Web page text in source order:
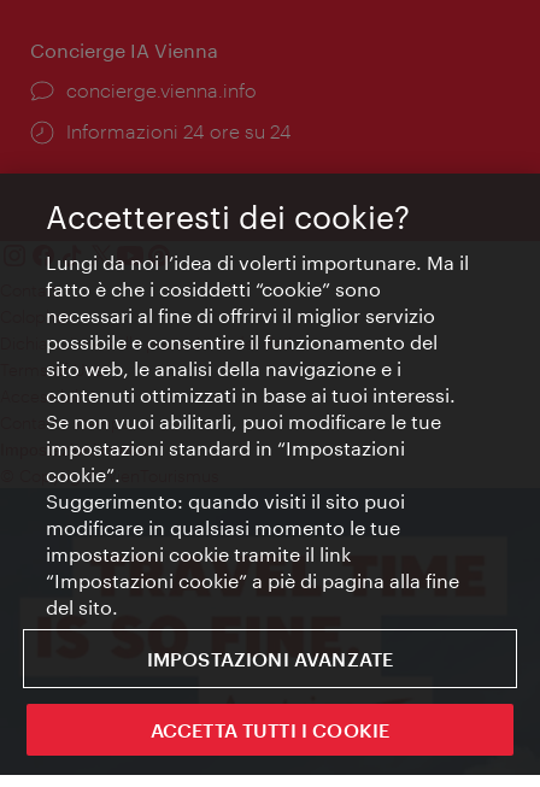
Concierge IA Vienna
Ort:
concierge.vienna.info
Öffnungszeiten:
Informazioni 24 ore su 24
Contatti
Colophon
Dichiarazione sulla protezione dei dati
Terms of Use
Accessibilità
Contatto stampa
Impostazioni cookie
© Copyright WienTourismus
Accetteresti dei cookie?
Lungi da noi l’idea di volerti importunare. Ma il
fatto è che i cosiddetti “cookie” sono
necessari al fine di offrirvi il miglior servizio
possibile e consentire il funzionamento del
sito web, le analisi della navigazione e i
contenuti ottimizzati in base ai tuoi interessi.
Se non vuoi abilitarli, puoi modificare le tue
impostazioni standard in “Impostazioni
cookie”.
Suggerimento: quando visiti il sito puoi
modificare in qualsiasi momento le tue
impostazioni cookie tramite il link
“Impostazioni cookie” a piè di pagina alla fine
del sito.
IMPOSTAZIONI AVANZATE
ACCETTA TUTTI I COOKIE